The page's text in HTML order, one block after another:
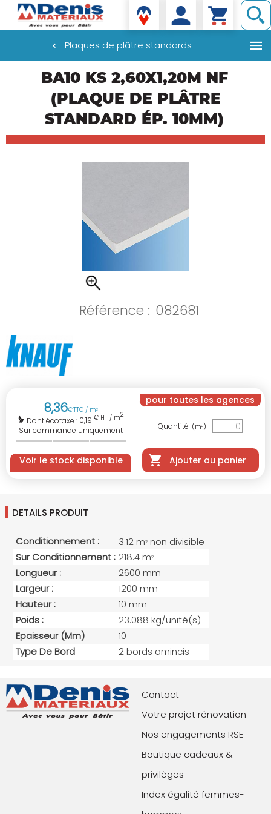
Denis matériaux
Plaques de plâtre standards
BA10 KS 2,60X1,20M NF
(PLAQUE DE PLÂTRE
STANDARD ÉP. 10MM)
Référence : 082681
8,36€TTC / m2
Dont écotaxe : 0,19 € HT / m2
Sur commande uniquement
Voir le stock disponible
pour toutes les agences
Quantité (m2)
Ajouter au panier
DETAILS PRODUIT
Conditionnement : 3.12 m2 non divisible
Sur Conditionnement : 218.4 m2
Longueur :
2600 mm
Largeur :
1200 mm
Hauteur :
10 mm
Poids :
23.088 kg/unité(s)
Epaisseur (mm)
10
Type De Bord
2 bords amincis
Contact
Votre projet rénovation
Nos engagements RSE
Boutique cadeaux &
privilèges
Index égalité femmes-